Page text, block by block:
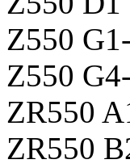
Z550
Z550
ZR550
ZR550